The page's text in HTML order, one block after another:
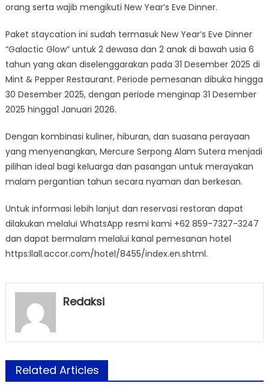
orang serta wajib mengikuti New Year’s Eve Dinner.
Paket staycation ini sudah termasuk New Year’s Eve Dinner
“Galactic Glow” untuk 2 dewasa dan 2 anak di bawah usia 6
tahun yang akan diselenggarakan pada 31 Desember 2025 di
Mint & Pepper Restaurant. Periode pemesanan dibuka hingga
30 Desember 2025, dengan periode menginap 31 Desember
2025 hingga1 Januari 2026.
Dengan kombinasi kuliner, hiburan, dan suasana perayaan
yang menyenangkan, Mercure Serpong Alam Sutera menjadi
pilihan ideal bagi keluarga dan pasangan untuk merayakan
malam pergantian tahun secara nyaman dan berkesan.
Untuk informasi lebih lanjut dan reservasi restoran dapat
dilakukan melalui WhatsApp resmi kami +62 859-7327-3247
dan dapat bermalam melalui kanal pemesanan hotel
https:llall.accor.com/hotel/8455/index.en.shtml.
Redaksi
Related Articles